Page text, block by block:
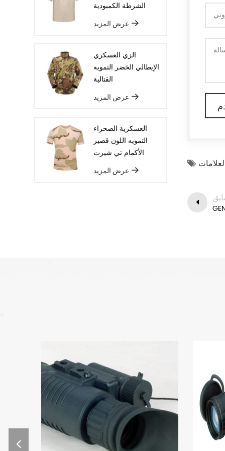
العينة ، سوف ترتيب البضائع على خط
في الوقت المحدد.
الشرطة الكمبودية
عرض المزيد
الزي العسكري
الإيطالي الخضر التمويه
القتالية
عرض المزيد
العسكرية الصحراء
التمويه اللون قصير
الأكمام تي شيرت
عرض المزيد